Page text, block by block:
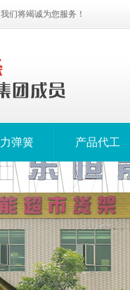
们将竭诚为您服务！
弹簧 产品代工